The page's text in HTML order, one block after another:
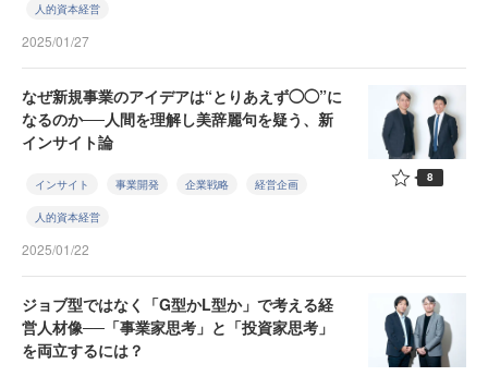
人的資本経営
2025/01/27
なぜ新規事業のアイデアは“とりあえず◯◯”に
なるのか──人間を理解し美辞麗句を疑う、新
インサイト論
インサイト 事業開発 企業戦略 経営企画
人的資本経営
2025/01/22
8
ジョブ型ではなく「G型かL型か」で考える経
営人材像──「事業家思考」と「投資家思考」
を両立するには？